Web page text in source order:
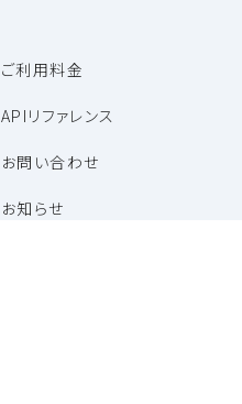
ご利用料金
APIリファレンス
お問い合わせ
お知らせ